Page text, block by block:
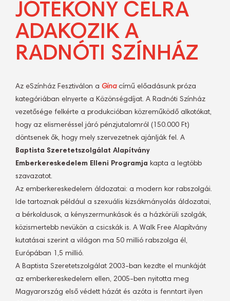
JÓTÉKONY CÉLRA
ADAKOZIK A
RADNÓTI SZÍNHÁZ
Az eSzínház Fesztiválon a Gina című előadásunk próza
kategóriában elnyerte a Közönségdíjat. A Radnóti Színház
vezetősége felkérte a produkcióban közreműködő alkotókat,
hogy az elismeréssel járó pénzjutalomról (150.000 Ft)
döntsenek ők, hogy mely szervezetnek ajánlják fel. A
Baptista Szeretetszolgálat Alapítvány
Emberkereskedelem Elleni Programja kapta a legtöbb
szavazatot.
Az emberkereskedelem áldozatai: a modern kor rabszolgái.
Ide tartoznak például a szexuális kizsákmányolás áldozatai,
a bérkoldusok, a kényszermunkások és a házkörüli szolgák,
közismertebb nevükön a csicskák is. A Walk Free Alapítvány
kutatásai szerint a világon ma 50 millió rabszolga él,
Európában 1,5 millió.
A Baptista Szeretetszolgálat 2003-ban kezdte el munkáját
az emberkereskedelem ellen, 2005-ben nyitotta meg
Magyarország első védett házát és azóta is fenntart ilyen